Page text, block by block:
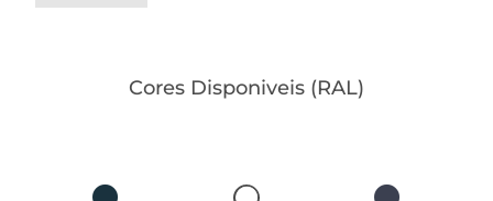
Cores Disponiveis (RAL)